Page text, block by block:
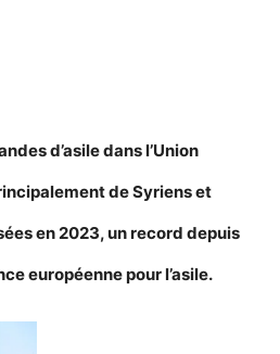
d’asile dans l’Union
de Syriens et
en 2023, un record depuis
européenne pour l’asile.